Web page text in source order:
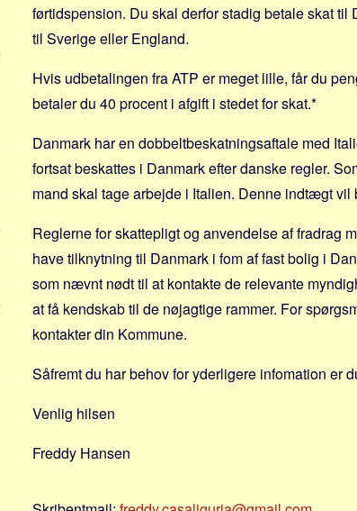
førtidspension. Du skal derfor stadig betale skat
til Sverige eller England.
Hvis udbetalingen fra ATP er meget lille, får du
betaler du 40 procent i afgift i stedet for skat.*
Danmark har en dobbeltbeskatningsaftale med
fortsat beskattes i Danmark efter danske regler.
mand skal tage arbejde i Italien. Denne indtægt vil
Reglerne for skattepligt og anvendelse af fradrag
have tilknytning til Danmark i fom af fast bolig i
som nævnt nødt til at kontakte de relevante
at få kendskab til de nøjagtige rammer. For
kontakter din Kommune.
Såfremt du har behov for yderligere infomation er
Venlig hilsen
Freddy Hansen